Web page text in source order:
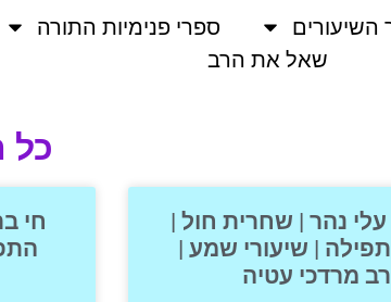
השיעורים ספרי פנימיות התורה
שאל את הרב
כל
נהר | שחרית חול |
| שיעורי שמע |
מרדכי עטיה
חי